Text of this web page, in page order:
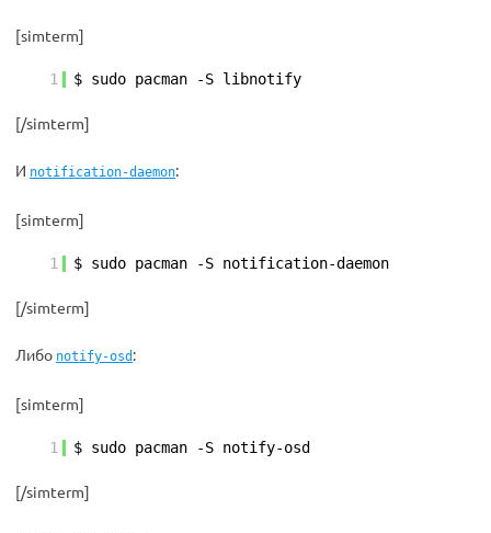
[simterm]
1 $ sudo pacman -S libnotify
[/simterm]
И notification-daemon:
[simterm]
1 $ sudo pacman -S notification-daemon
[/simterm]
Либо notify-osd :
[simterm]
1 $ sudo pacman -S notify-osd
[/simterm]